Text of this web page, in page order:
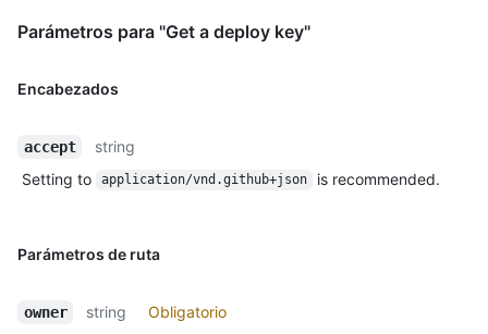
Parámetros para "Get a deploy key"
Encabezados
accept
string
Setting to
application/vnd.github+json is recommended.
Parámetros de ruta
owner string
Obligatorio